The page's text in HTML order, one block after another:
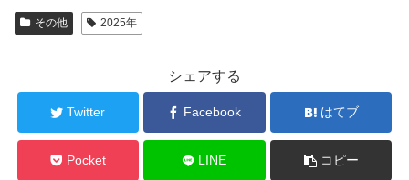
その他 2025年
シェアする
Twitter Facebook はてブ
Pocket LINE コピー